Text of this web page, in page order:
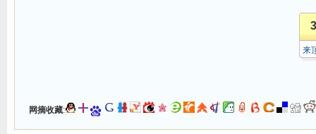
来
网摘收藏: